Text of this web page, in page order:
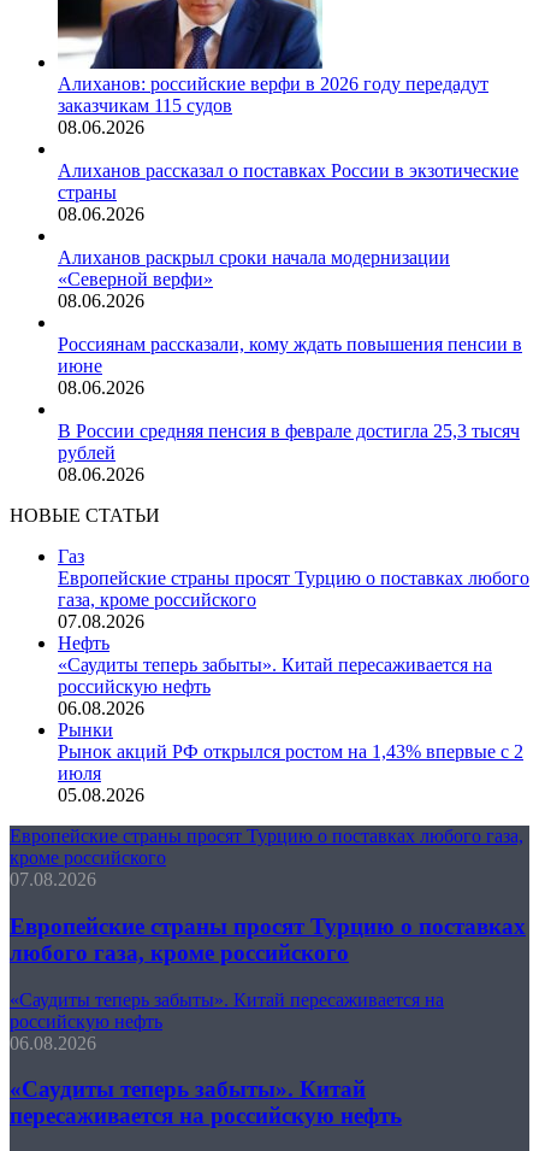
Алиханов: российские верфи в 2026 году передадут
заказчикам 115 судов
08.06.2026
Алиханов рассказал о поставках России в экзотические
страны
08.06.2026
Алиханов раскрыл сроки начала модернизации
«Северной верфи»
08.06.2026
Россиянам рассказали, кому ждать повышения пенсии в
июне
08.06.2026
В России средняя пенсия в феврале достигла 25,3 тысяч
рублей
08.06.2026
НОВЫЕ СТАТЬИ
Газ
Европейские страны просят Турцию о поставках любого
газа, кроме российского
07.08.2026
Нефть
«Саудиты теперь забыты». Китай пересаживается на
российскую нефть
06.08.2026
Рынки
Рынок акций РФ открылся ростом на 1,43% впервые с 2
июля
05.08.2026
Европейские страны просят Турцию о поставках любого газа,
кроме российского
07.08.2026
Европейские страны просят Турцию о поставках
любого газа, кроме российского
«Саудиты теперь забыты». Китай пересаживается на
российскую нефть
06.08.2026
«Саудиты теперь забыты». Китай
пересаживается на российскую нефть